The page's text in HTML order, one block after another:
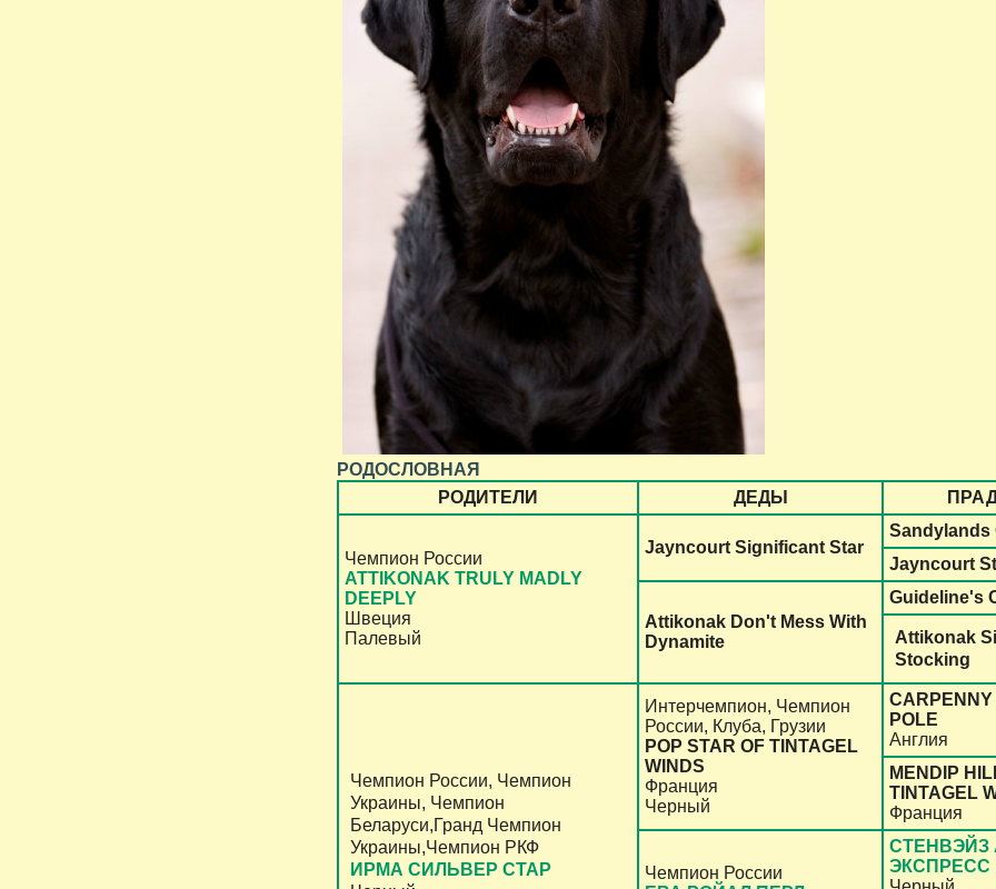
РОДОСЛОВНАЯ
РОДИТЕЛИ
ДЕДЫ
Чемпион России
ATTIKONAK TRULY MADLY
DEEPLY
Швеция
Палевый
Jayncourt Significant Star
Sandylands
Jayncourt
Attikonak Don't Mess With
Dynamite
Guideline's
Attikonak
Stocking
Чемпион России, Чемпион
Украины, Чемпион
Беларуси,Гранд Чемпион
Украины,Чемпион РКФ
ИРМА СИЛЬВЕР СТАР
Интерчемпион, Чемпион
России, Клуба, Грузии
POP STAR OF TINTAGEL
WINDS
Франция
Черный
POLE
Англия
MENDIP
TINTAGEL
Франция
Чемпион России
СТЕНВЭЙЗ
ЭКСПРЕСС